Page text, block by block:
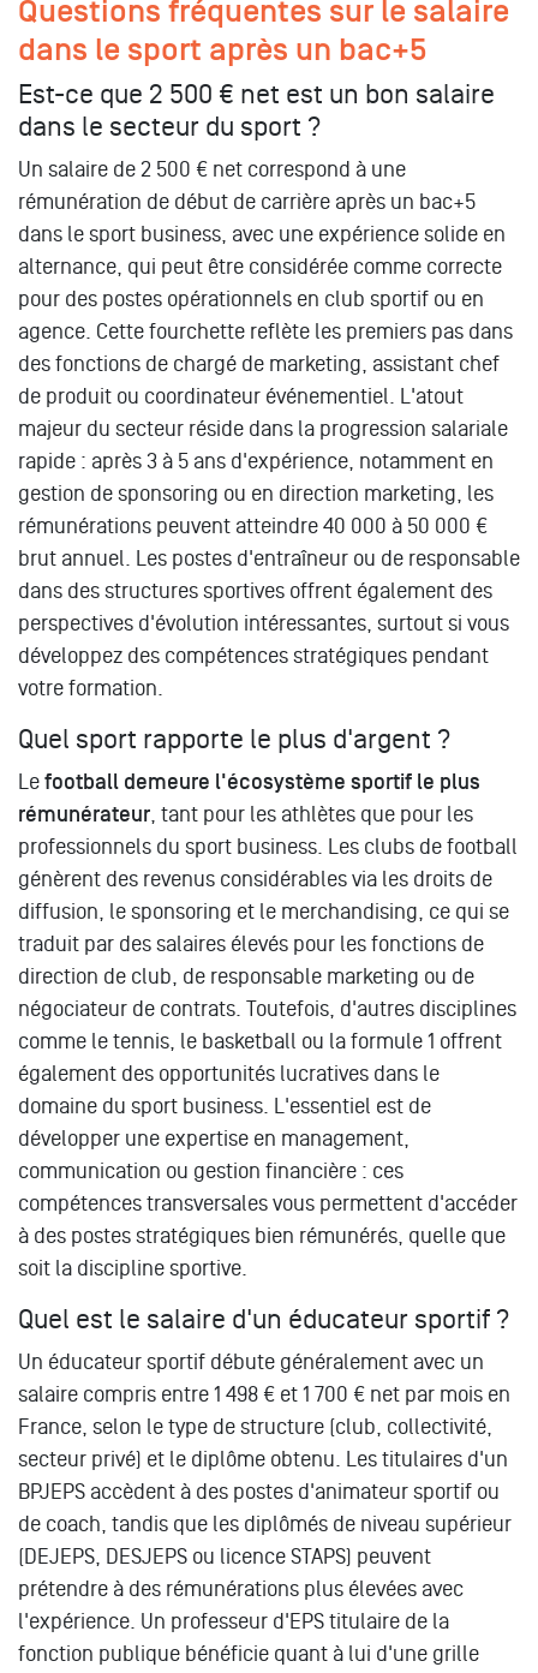
Questions fréquentes sur le salaire
dans le sport après un bac+5
Est-ce que 2 500 € net est un bon salaire
dans le secteur du sport ?
Un salaire de 2 500 € net correspond à une
rémunération de début de carrière après un bac+5
dans le sport business, avec une expérience solide en
alternance, qui peut être considérée comme correcte
pour des postes opérationnels en club sportif ou en
agence. Cette fourchette reflète les premiers pas dans
des fonctions de chargé de marketing, assistant chef
de produit ou coordinateur événementiel. L'atout
majeur du secteur réside dans la progression salariale
rapide : après 3 à 5 ans d'expérience, notamment en
gestion de sponsoring ou en direction marketing, les
rémunérations peuvent atteindre 40 000 à 50 000 €
brut annuel. Les postes d'entraîneur ou de responsable
dans des structures sportives offrent également des
perspectives d'évolution intéressantes, surtout si vous
développez des compétences stratégiques pendant
votre formation.
Quel sport rapporte le plus d'argent ?
Le football demeure l'écosystème sportif le plus
rémunérateur, tant pour les athlètes que pour les
professionnels du sport business. Les clubs de football
génèrent des revenus considérables via les droits de
diffusion, le sponsoring et le merchandising, ce qui se
traduit par des salaires élevés pour les fonctions de
direction de club, de responsable marketing ou de
négociateur de contrats. Toutefois, d'autres disciplines
comme le tennis, le basketball ou la formule 1 offrent
également des opportunités lucratives dans le
domaine du sport business. L'essentiel est de
développer une expertise en management,
communication ou gestion financière : ces
compétences transversales vous permettent d'accéder
à des postes stratégiques bien rémunérés, quelle que
soit la discipline sportive.
Quel est le salaire d'un éducateur sportif ?
Un éducateur sportif débute généralement avec un
salaire compris entre 1 498 € et 1 700 € net par mois en
France, selon le type de structure (club, collectivité,
secteur privé) et le diplôme obtenu. Les titulaires d'un
BPJEPS accèdent à des postes d'animateur sportif ou
de coach, tandis que les diplômés de niveau supérieur
(DEJEPS, DESJEPS ou licence STAPS) peuvent
prétendre à des rémunérations plus élevées avec
l'expérience. Un professeur d'EPS titulaire de la
fonction publique bénéficie quant à lui d'une grille